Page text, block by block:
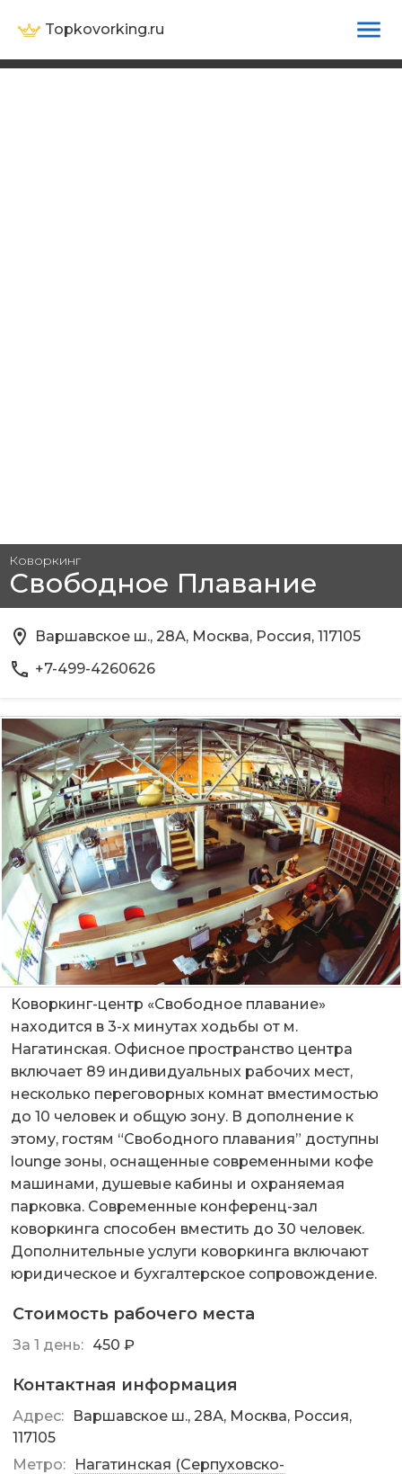
Topkovorking.ru
Коворкинг
Свободное Плавание
Варшавское ш., 28А, Москва, Россия, 117105
+7-499-4260626
Коворкинг-центр «Свободное плавание»
находится в 3-х минутах ходьбы от м.
Нагатинская. Офисное пространство центра
включает 89 индивидуальных рабочих мест,
несколько переговорных комнат вместимостью
до 10 человек и общую зону. В дополнение к
этому, гостям “Свободного плавания” доступны
lounge зоны, оснащенные современными кофе
машинами, душевые кабины и охраняемая
парковка. Современные конференц-зал
коворкинга способен вместить до 30 человек.
Дополнительные услуги коворкинга включают
юридическое и бухгалтерское сопровождение.
Стоимость рабочего места
За 1 день: 450 ₽
Контактная информация
Адрес:
Варшавское ш., 28А, Москва, Россия,
117105
Метро:
Нагатинская (Серпуховско-